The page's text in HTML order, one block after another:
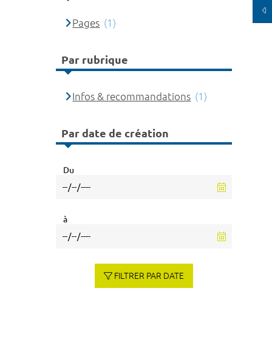
Pages (1)
Par rubrique
Infos & recommandations (1)
Par date de création
Du
à
FILTRER PAR DATE